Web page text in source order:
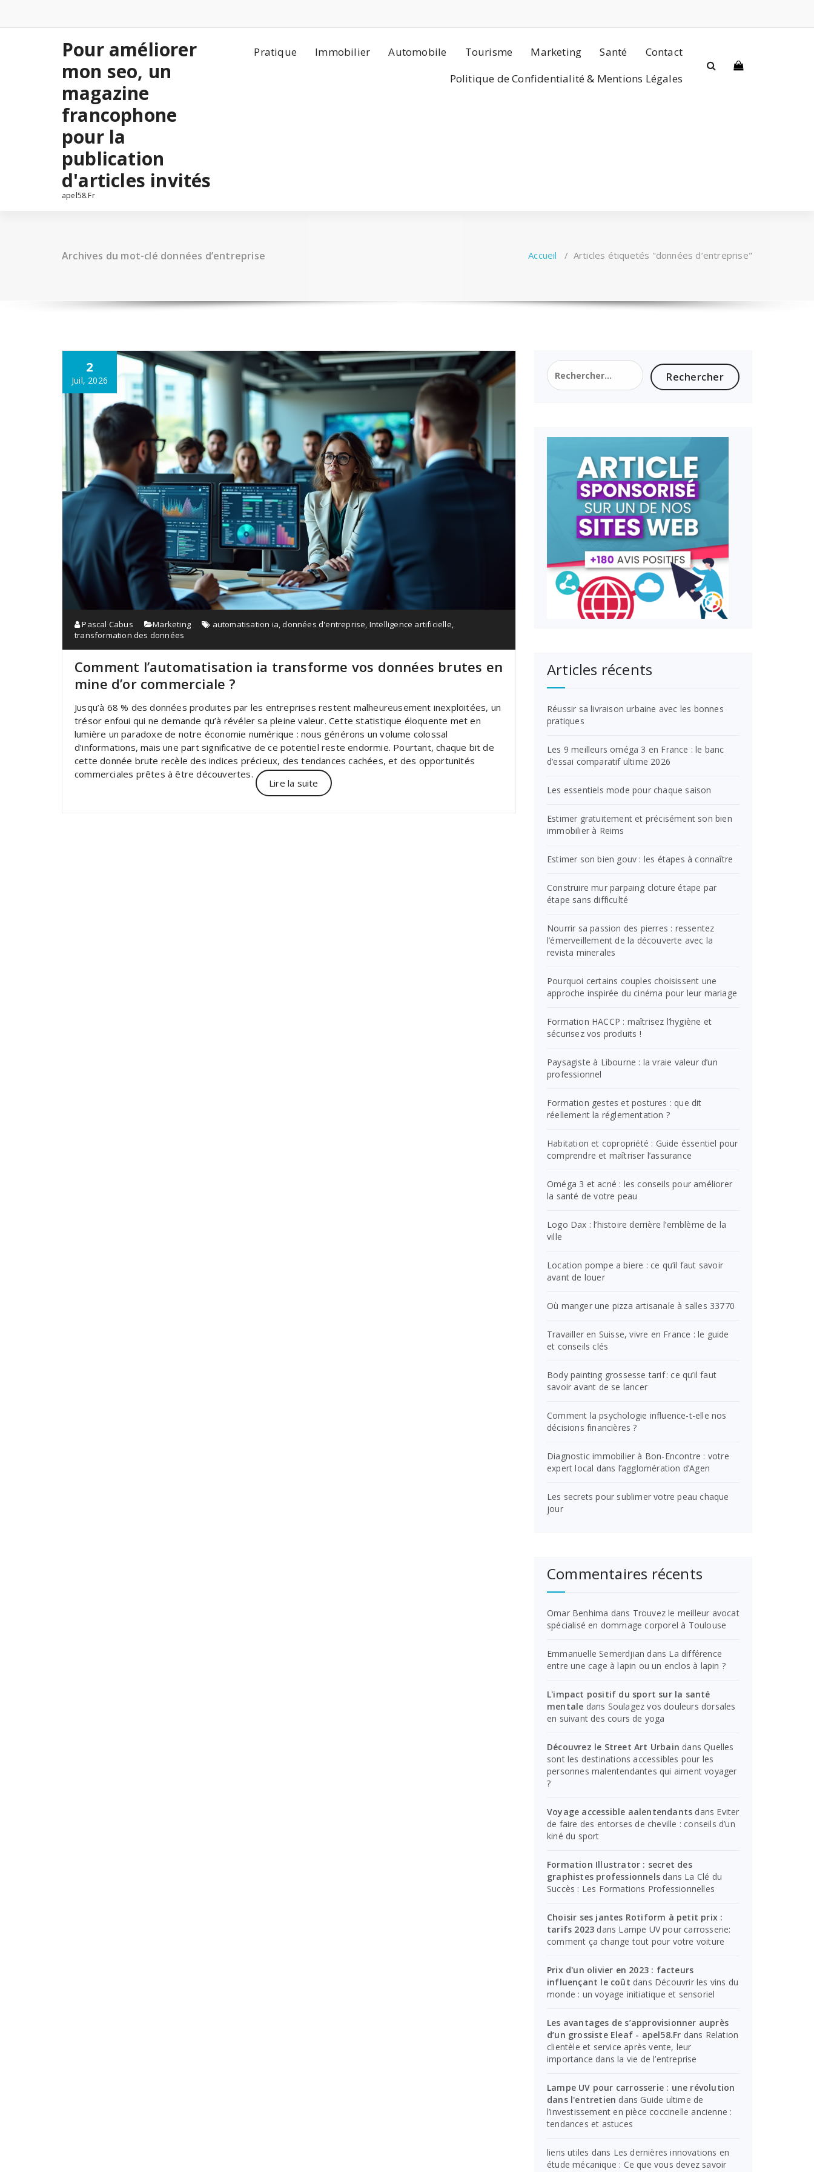
contenu
Pour améliorer
mon seo, un
magazine
francophone
pour la
publication
d'articles invités
apel58.Fr
Pratique Immobilier Automobile Tourisme Marketing Santé
Contact
Politique de Confidentialité & Mentions Légales
Archives du mot-clé données d’entreprise Accueil / Articles étiquetés "données d’entreprise"
2
Juil, 2026
Pascal Cabus Marketing automatisation ia,données d'entreprise, Intelligence artificielle,
transformation des données
Comment l’automatisation ia transforme vos données brutes en
mine d’or commerciale ?
Jusqu’à 68 % des données produites par les entreprises restent malheureusement inexploitées, un
trésor enfoui qui ne demande qu’à révéler sa pleine valeur. Cette statistique éloquente met en
lumière un paradoxe de notre économie numérique : nous générons un volume colossal
d’informations, mais une part significative de ce potentiel reste endormie. Pourtant, chaque bit de
cette donnée brute recèle des indices précieux, des tendances cachées, et des opportunités
commerciales prêtes à être découvertes.
Lire la suite
Rechercher :
Articles récents
Réussir sa livraison urbaine avec les bonnes
pratiques
Les 9 meilleurs oméga 3 en France : le banc
d’essai comparatif ultime 2026
Les essentiels mode pour chaque saison
Estimer gratuitement et précisément son bien
immobilier à Reims
Estimer son bien gouv : les étapes à connaître
Construire mur parpaing cloture étape par
étape sans difficulté
Nourrir sa passion des pierres : ressentez
l’émerveillement de la découverte avec la
revista minerales
Pourquoi certains couples choisissent une
approche inspirée du cinéma pour leur mariage
Formation HACCP : maîtrisez l’hygiène et
sécurisez vos produits !
Paysagiste à Libourne : la vraie valeur d’un
professionnel
Formation gestes et postures : que dit
réellement la réglementation ?
Habitation et copropriété : Guide éssentiel pour
comprendre et maîtriser l’assurance
Oméga 3 et acné : les conseils pour améliorer
la santé de votre peau
Logo Dax : l’histoire derrière l’emblème de la
ville
Location pompe a biere : ce qu’il faut savoir
avant de louer
Où manger une pizza artisanale à salles 33770
Travailler en Suisse, vivre en France : le guide
et conseils clés
Body painting grossesse tarif : ce qu’il faut
savoir avant de se lancer
Comment la psychologie influence-t-elle nos
décisions financières ?
Diagnostic immobilier à Bon-Encontre : votre
expert local dans l’agglomération d’Agen
Les secrets pour sublimer votre peau chaque
jour
Commentaires récents
Omar Benhima dans Trouvez le meilleur avocat
spécialisé en dommage corporel à Toulouse
Emmanuelle Semerdjian dans La différence
entre une cage à lapin ou un enclos à lapin ?
L'impact positif du sport sur la santé
mentale dans Soulagez vos douleurs dorsales
en suivant des cours de yoga
Découvrez le Street Art Urbain dansQuelles
sont les destinations accessibles pour les
personnes malentendantes qui aiment voyager
?
Voyage accessible aalentendants dans Eviter
de faire des entorses de cheville : conseils d’un
kiné du sport
Formation Illustrator : secret des
graphistes professionnels dans La Clé du
Succès : Les Formations Professionnelles
Choisir ses jantes Rotiform à petit prix :
tarifs 2023 dans Lampe UV pour carrosserie:
comment ça change tout pour votre voiture
Prix d'un olivier en 2023 : facteurs
influençant le coût dans Découvrir les vins du
monde : un voyage initiatique et sensoriel
Les avantages de s’approvisionner auprès
d’un grossiste Eleaf - apel58.Fr dans Relation
clientèle et service après vente, leur
importance dans la vie de l’entreprise
Lampe UV pour carrosserie : une révolution
dans l'entretien dans Guide ultime de
l’investissement en pièce coccinelle ancienne :
tendances et astuces
liens utiles dans Les dernières innovations en
étude mécanique : Ce que vous devez savoir